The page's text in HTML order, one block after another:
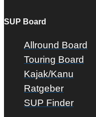
SUP Board
Allround Board
Touring Board
Kajak/Kanu
Ratgeber
SUP Finder